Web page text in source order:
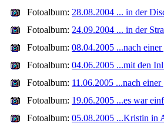
Fotoalbum: 28.08.2004 ... in der
Fotoalbum: 24.09.2004 ... in der
Fotoalbum: 08.04.2005 ...nach
Fotoalbum: 04.06.2005 ...mit den
Fotoalbum: 11.06.2005 ...nach
Fotoalbum: 19.06.2005 ...es war
Fotoalbum: 05.08.2005 ...Kristin in